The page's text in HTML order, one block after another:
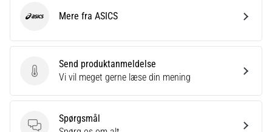
Vis
artikler
Send produktanmeldelse
Send produktanmeldelse
Vi vil meget gerne læse din mening
Spørgsmål
ASICS Mere fra ASICS